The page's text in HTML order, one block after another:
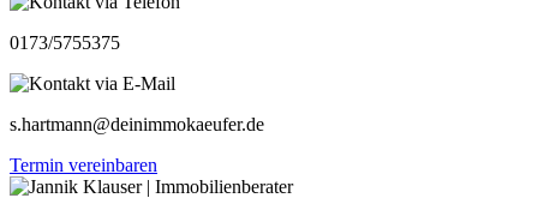
0173/5755375
s.hartmann@deinimmokaeufer.de
Termin vereinbaren